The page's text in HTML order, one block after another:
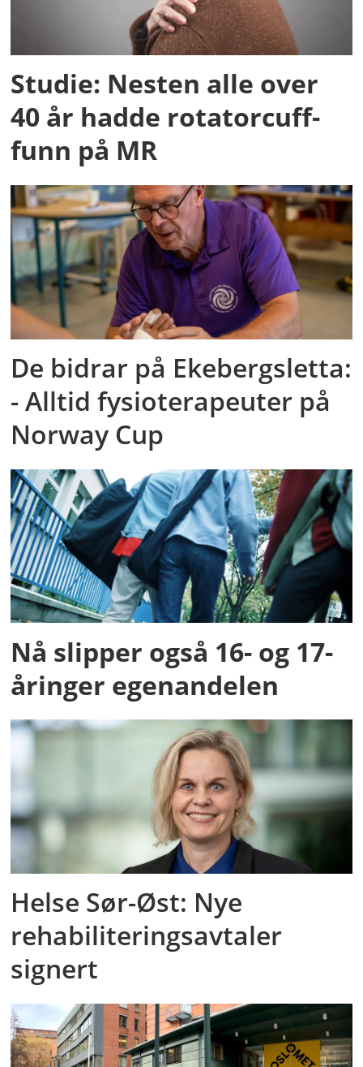
Studie: Nesten alle over
40 år hadde rotatorcuff-
funn på MR
De bidrar på Ekebergsletta:
- Alltid fysioterapeuter på
Norway Cup
Nå slipper også 16- og 17-
åringer egenandelen
Helse Sør-Øst: Nye
rehabiliteringsavtaler
signert